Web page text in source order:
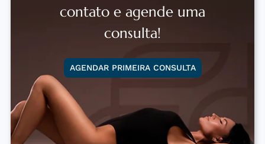
contato e agende uma
consulta!
AGENDAR PRIMEIRA CONSULTA